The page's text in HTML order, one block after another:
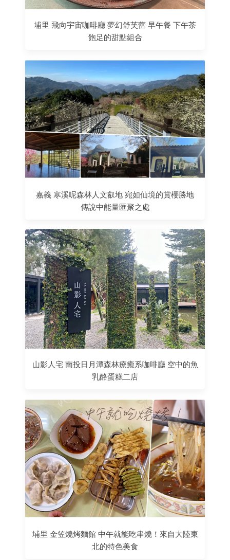
埔里 飛向宇宙咖啡廳 夢幻舒芙蕾 早午餐 下午茶
飽足的甜點組合
嘉義 寒溪呢森林人文叡地 宛如仙境的賞櫻勝地
傳說中能量匯聚之處
山影人宅 南投日月潭森林療癒系咖啡廳 空中的魚
乳酪蛋糕二店
埔里 金笠燒烤麵館 中午就能吃串燒！來自大陸東
北的特色美食